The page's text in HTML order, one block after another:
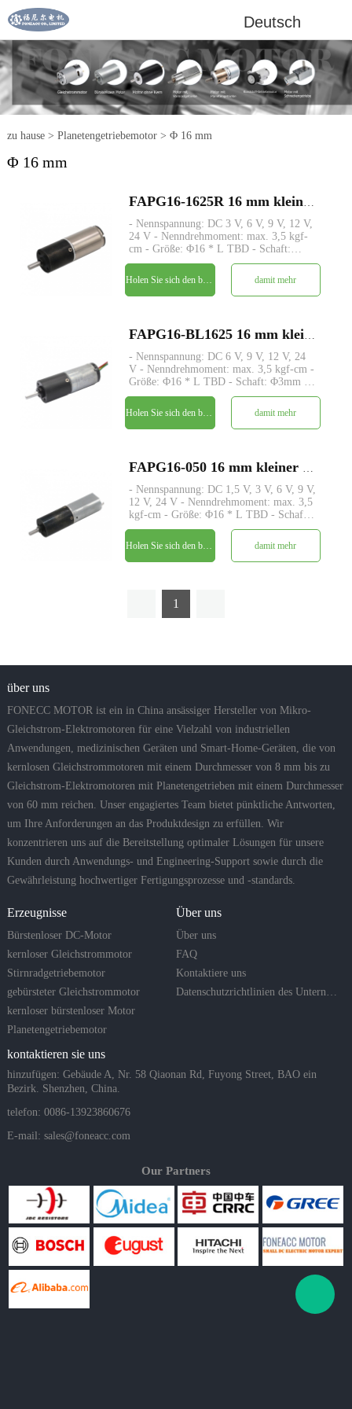
Deutsch
zu hause> Planetengetriebemotor> Φ 16 mm
Φ 16 mm
- Nennspannung: DC 3 V, 6 V, 9 V, 12 V,
24 V - Nenndrehmoment: max. 3,5 kgf-
cm - Größe: Φ16 * L TBD - Schaft:
Φ3mm D-Schnitt 0,5mm - Encoder:
Magnetischer Encoder - MOQ: 500 Stk
damit mehr
- Nennspannung: DC 6 V, 9 V, 12 V, 24
V - Nenndrehmoment: max. 3,5 kgf-cm -
Größe: Φ16 * L TBD - Schaft: Φ3mm D-
Schnitt 0,5mm - Steuerung: Eingebaute
Treiberplatine mit Hallsensor - MOQ:
500 Stk
damit mehr
- Nennspannung: DC 1,5 V, 3 V, 6 V, 9 V,
12 V, 24 V - Nenndrehmoment: max. 3,5
kgf-cm - Größe: Φ16 * L TBD - Schaft:
Φ3mm D-Schnitt 0,5mm - Encoder:
Magnetischer Encoder - MOQ: 500 Stk
damit mehr
1
über uns
FONECC MOTOR ist ein in China ansässiger Hersteller von Mikro-
Gleichstrom-Elektromotoren für eine Vielzahl von industriellen
Anwendungen, medizinischen Geräten und Smart-Home-Geräten, die von
kernlosen Gleichstrommotoren mit einem Durchmesser von 8 mm bis zu
Gleichstrom-Elektromotoren mit Planetengetrieben mit einem Durchmesser
von 60 mm reichen. Unser engagiertes Team bietet pünktliche Antworten,
um Ihre Anforderungen an das Produktdesign zu erfüllen. Wir
konzentrieren uns auf die Bereitstellung optimaler Lösungen für unsere
Kunden durch Anwendungs- und Engineering-Support sowie durch die
Gewährleistung hochwertiger Fertigungsprozesse und -standards.
Erzeugnisse
Bürstenloser DC-Motor
kernloser Gleichstrommotor
Stirnradgetriebemotor
gebürsteter Gleichstrommotor
kernloser bürstenloser Motor
Planetengetriebemotor
Über uns
Über uns
FAQ
Kontaktiere uns
kontaktieren sie uns
hinzufügen: Gebäude A, Nr. 58 Qiaonan Rd, Fuyong Street, BAO ein
Bezirk. Shenzhen, China.
telefon: 0086-13923860676
E-mail: sales@foneacc.com
Our Partners